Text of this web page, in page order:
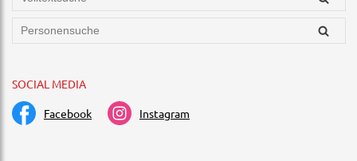
SOCIAL MEDIA
Facebook Instagram